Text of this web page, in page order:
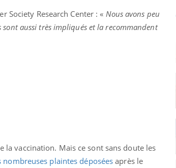
Society Research Center : « Nous avons peu
aussi très impliqués et la recommandent
la vaccination. Mais ce sont sans doute les
nombreuses plaintes déposées après le